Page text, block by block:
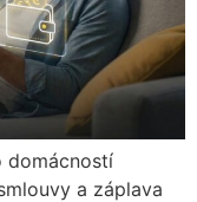
domácností
a záplava